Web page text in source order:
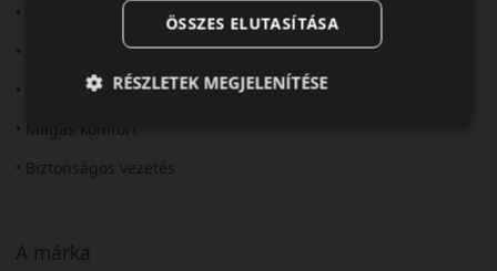
• Új generációs technológia
• Kiváló nedves tapadás
• Alacsony zajszint
• Magas komfort
• Biztonságos vezetés
A márka
ÖSSZES ELUTASÍTÁSA
RÉSZLETEK MEGJELENÍTÉSE